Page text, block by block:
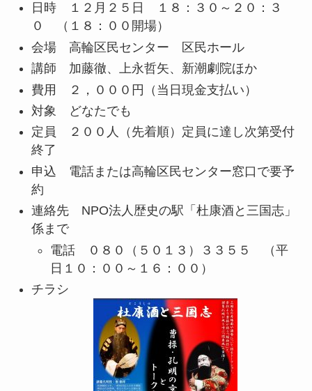
日時 １２月２５日 １８：３０～２０：３
０ （１８：００開場）
会場 高輪区民センター 区民ホール
講師 加藤徹、上永哲矢、新潮劇院ほか
費用 ２，０００円（当日現金支払い）
対象 どなたでも
定員 ２００人（先着順）定員に達し次第受付
終了
申込 電話または高輪区民センター窓口で要予
約
連絡先 NPO法人歴史の駅「杜康酒と三国志」
係まで
電話 ０８０（５０１３）３３５５ （平
日１０：００～１６：００）
チラシ